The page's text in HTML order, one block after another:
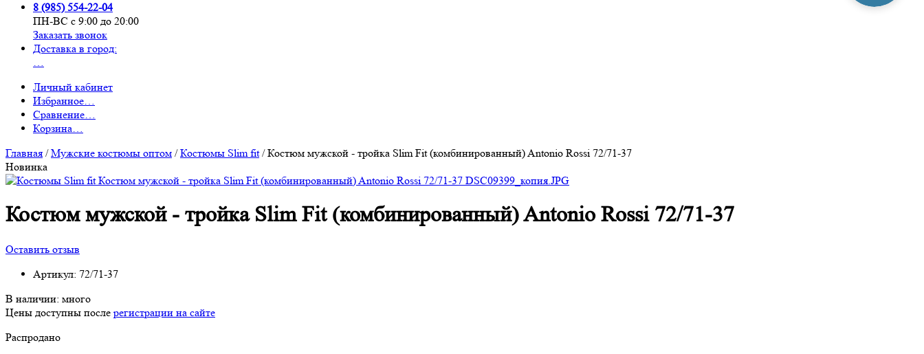
8 (985) 554-22-04
ПН-ВС с 9:00 до 20:00
Заказать звонок
Доставка в город:
…
Личный кабинет
Избранное…
Сравнение…
Корзина…
Главная /Мужские костюмы оптом /Костюмы Slim fit/Костюм мужской - тройка Slim Fit (комбинированный) Antonio Rossi 72/71-37
Новинка
Костюм мужской - тройка Slim Fit (комбинированный) Antonio Rossi 72/71-37
Оставить отзыв
Артикул: 72/71-37
В наличии: много
Цены доступны после регистрации на сайте
Распродано